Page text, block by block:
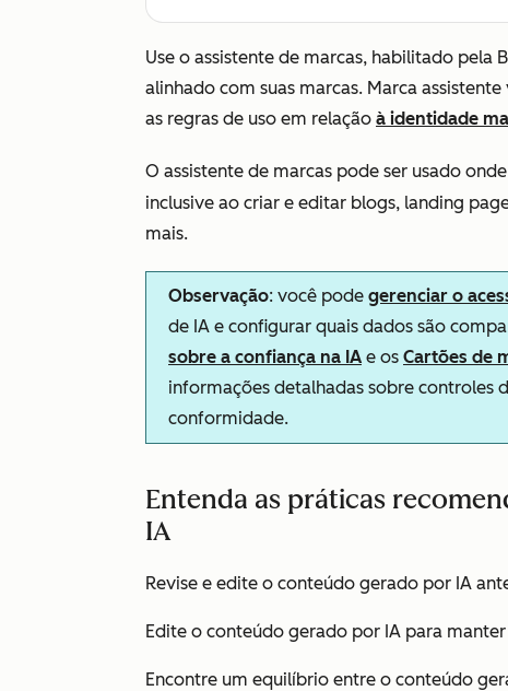
Use o assistente de marcas, habilitado pela
alinhado com suas marcas. Marca
as regras de uso em relação à identidade
O assistente de marcas pode ser usado
inclusive ao criar e editar blogs, landing
mais.
Observação: você pode gerenciar o
de IA e configurar quais dados são
sobre a confiança na IA e os Cartões de
informações detalhadas sobre controles
conformidade.
Entenda as práticas
IA
Revise e edite o conteúdo gerado por IA
Edite o conteúdo gerado por IA para
Encontre um equilíbrio entre o conteúdo